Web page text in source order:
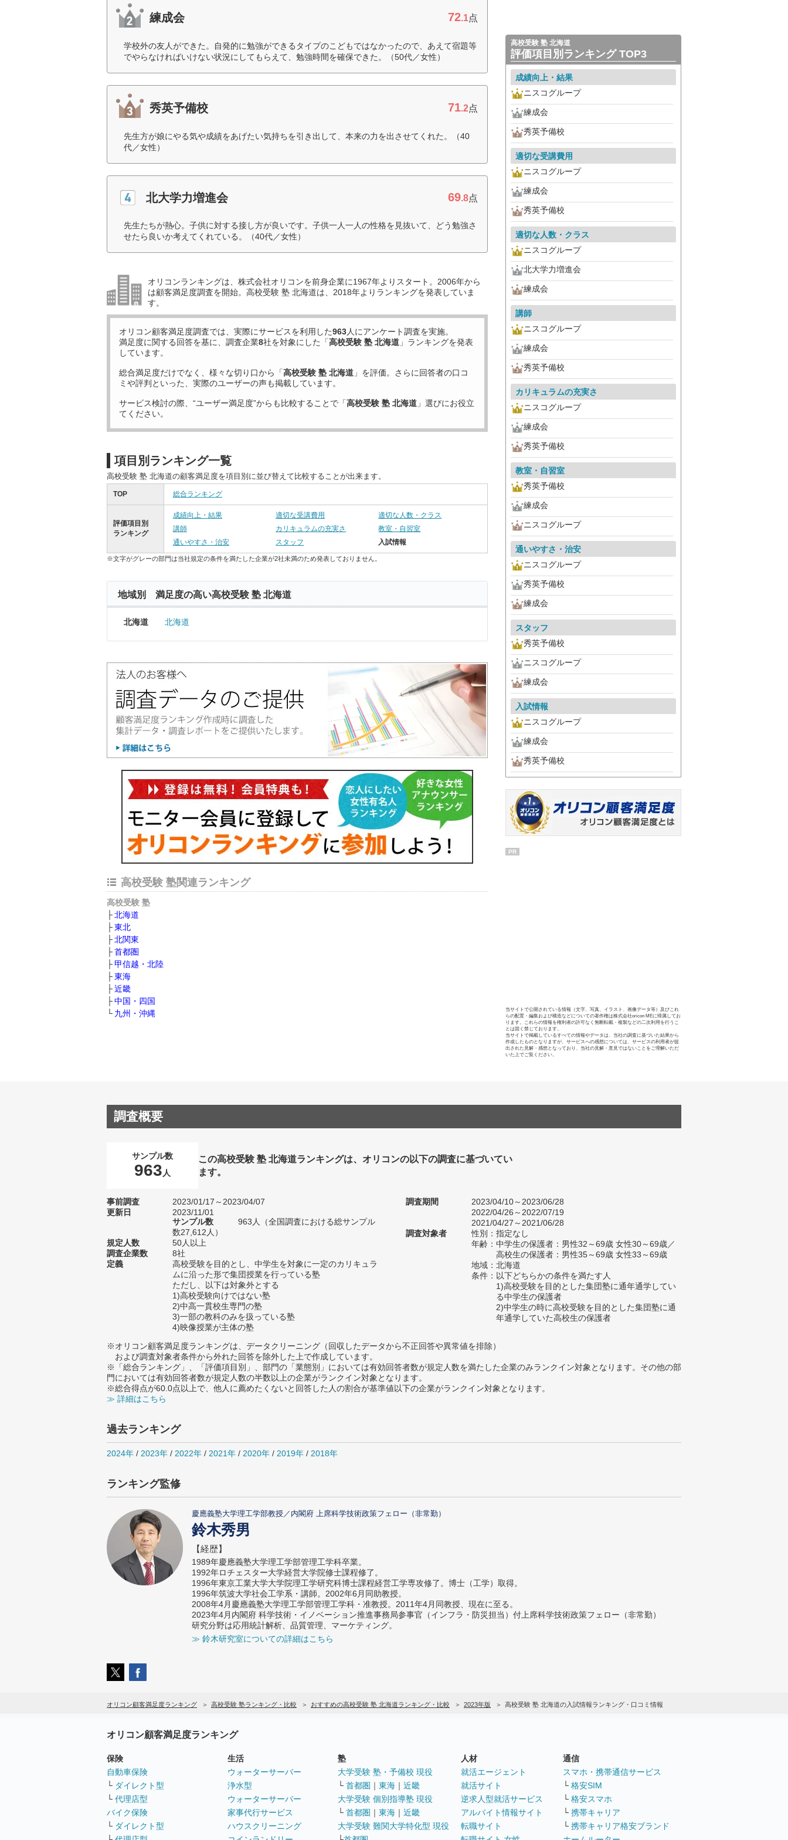
練成会 72.1点
学校外の友人ができた。自発的に勉強ができるタイプのこどもではなかったので、あえて宿題等
でやらなければいけない状況にしてもらえて、勉強時間を確保できた。（50代／女性）
秀英予備校 71.2点
先生方が娘にやる気や成績をあげたい気持ちを引き出して、本来の力を出させてくれた。（40
代／女性）
北大学力増進会 69.8点
先生たちが熱心。子供に対する接し方が良いです。子供一人一人の性格を見抜いて、どう勉強さ
せたら良いか考えてくれている。（40代／女性）
オリコンランキングは、株式会社オリコンを前身企業に1967年よりスタート。2006年から
は顧客満足度調査を開始。高校受験 塾 北海道は、2018年よりランキングを発表していま
す。
オリコン顧客満足度調査では、実際にサービスを利用した963人にアンケート調査を実施。
満足度に関する回答を基に、調査企業8社を対象にした「高校受験 塾 北海道 」ランキングを発表
しています。
総合満足度だけでなく、様々な切り口から「高校受験 塾 北海道 」を評価。さらに回答者の口コ
ミや評判といった、実際のユーザーの声も掲載しています。
サービス検討の際、“ユーザー満足度”からも比較することで「高校受験 塾 北海道 」選びにお役立
てください。
項目別ランキング一覧
高校受験 塾 北海道の顧客満足度を項目別に並び替えて比較することが出来ます。
TOP 総合ランキング
評価項目別
ランキング
成績向上・結果 適切な受講費用
適切な人数・クラス
講師
カリキュラムの充実さ
教室・自習室
通いやすさ・治安
スタッフ 入試情報
※文字がグレーの部門は当社規定の条件を満たした企業が2社未満のため発表しておりません。
地域別 満足度の高い高校受験 塾 北海道
北海道 北海道
高校受験 塾関連ランキング
高校受験 塾
北海道
東北
北関東
首都圏
甲信越・北陸
東海
近畿
中国・四国
九州・沖縄
高校受験 塾 北海道
評価項目別ランキング TOP3
成績向上・結果
ニスコグループ
練成会
秀英予備校
適切な受講費用
ニスコグループ
練成会
秀英予備校
適切な人数・クラス
ニスコグループ
北大学力増進会
練成会
講師
ニスコグループ
練成会
秀英予備校
カリキュラムの充実さ
ニスコグループ
練成会
秀英予備校
教室・自習室
秀英予備校
練成会
ニスコグループ
通いやすさ・治安
ニスコグループ
秀英予備校
練成会
スタッフ
秀英予備校
ニスコグループ
練成会
入試情報
ニスコグループ
練成会
秀英予備校
PR
当サイトで公開されている情報（文字、写真、イラスト、画像データ等）及びこれ
らの配置・編集および構造などについての著作権は株式会社oricon MEに帰属してお
ります。これらの情報を権利者の許可なく無断転載・複製などの二次利用を行うこ
とは固く禁じております。
当サイトで掲載しているすべての情報やデータは、当社の調査に基づいた結果から
作成したものとなりますが、サービスへの感想については、サービスの利用者が提
出された見解・感想となっており、当社の見解・意見ではないことをご理解いただ
いた上でご覧ください。
調査概要
サンプル数
963 人
この高校受験 塾 北海道ランキングは、オリコンの以下の調査に基づいてい
ます。
事前調査
2023/01/17～2023/04/07
更新日
2023/11/01
サンプル数
963人（全国調査における総サンプル
数27,612人）
規定人数
50人以上
調査企業数
8社
定義
高校受験を目的とし、中学生を対象に一定のカリキュラ
ムに沿った形で集団授業を行っている塾
ただし、以下は対象外とする
1)高校受験向けではない塾
2)中高一貫校生専門の塾
3)一部の教科のみを扱っている塾
4)映像授業が主体の塾
調査期間
2023/04/10～2023/06/28
2022/04/26～2022/07/19
2021/04/27～2021/06/28
調査対象者
性別：指定なし
年齢：中学生の保護者：男性32～69歳 女性30～69歳／
高校生の保護者：男性35～69歳 女性33～69歳
地域：北海道
条件：以下どちらかの条件を満たす人
1)高校受験を目的とした集団塾に通年通学してい
る中学生の保護者
2)中学生の時に高校受験を目的とした集団塾に通
年通学していた高校生の保護者
※オリコン顧客満足度ランキングは、データクリーニング（回収したデータから不正回答や異常値を排除）
および調査対象者条件から外れた回答を除外した上で作成しています。
※「総合ランキング」、「評価項目別」、部門の「業態別」においては有効回答者数が規定人数を満たした企業のみランクイン対象となります。その他の部
門においては有効回答者数が規定人数の半数以上の企業がランクイン対象となります。
※総合得点が60.0点以上で、他人に薦めたくないと回答した人の割合が基準値以下の企業がランクイン対象となります。
≫ 詳細はこちら
過去ランキング
2024年 / 2023年 / 2022年 / 2021年 / 2020年 / 2019年 / 2018年
ランキング監修
慶應義塾大学理工学部教授／内閣府 上席科学技術政策フェロー（非常勤）
鈴木秀男
【経歴】
1989年慶應義塾大学理工学部管理工学科卒業。
1992年ロチェスター大学経営大学院修士課程修了。
1996年東京工業大学大学院理工学研究科博士課程経営工学専攻修了。博士（工学）取得。
1996年筑波大学社会工学系・講師。2002年6月同助教授。
2008年4月慶應義塾大学理工学部管理工学科・准教授。2011年4月同教授、現在に至る。
2023年4月内閣府 科学技術・イノベーション推進事務局参事官（インフラ・防災担当）付上席科学技術政策フェロー（非常勤）
研究分野は応用統計解析、品質管理、マーケティング。
≫ 鈴木研究室についての詳細はこちら
オリコン顧客満足度ランキング 高校受験 塾ランキング・比較 おすすめの高校受験 塾 北海道ランキング・比較 2023年版 高校受験 塾 北海道の入試情報ランキング・口コミ情報
オリコン顧客満足度ランキング
保険
自動車保険
└ ダイレクト型
└ 代理店型
バイク保険
└ ダイレクト型
生活
ウォーターサーバー
浄水型
ウォーターサーバー
家事代行サービス
ハウスクリーニング
塾
大学受験 塾・予備校 現役
└ 首都圏 ｜ 東海 ｜ 近畿
大学受験 個別指導塾 現役
└ 首都圏 ｜ 東海 ｜ 近畿
大学受験 難関大学特化型 現役
人材
就活エージェント
就活サイト
逆求人型就活サービス
アルバイト情報サイト
転職サイト
通信
スマホ・携帯通信サービス
└ 格安SIM
└ 格安スマホ
└ 携帯キャリア
└ 携帯キャリア格安ブランド